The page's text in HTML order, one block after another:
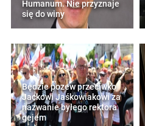
Humanum. Nie przyznaje
się do winy
Będzie pozew przeciwko
Jackowi Jaśkowiakowi za
nazwanie byłego rektora
gejem